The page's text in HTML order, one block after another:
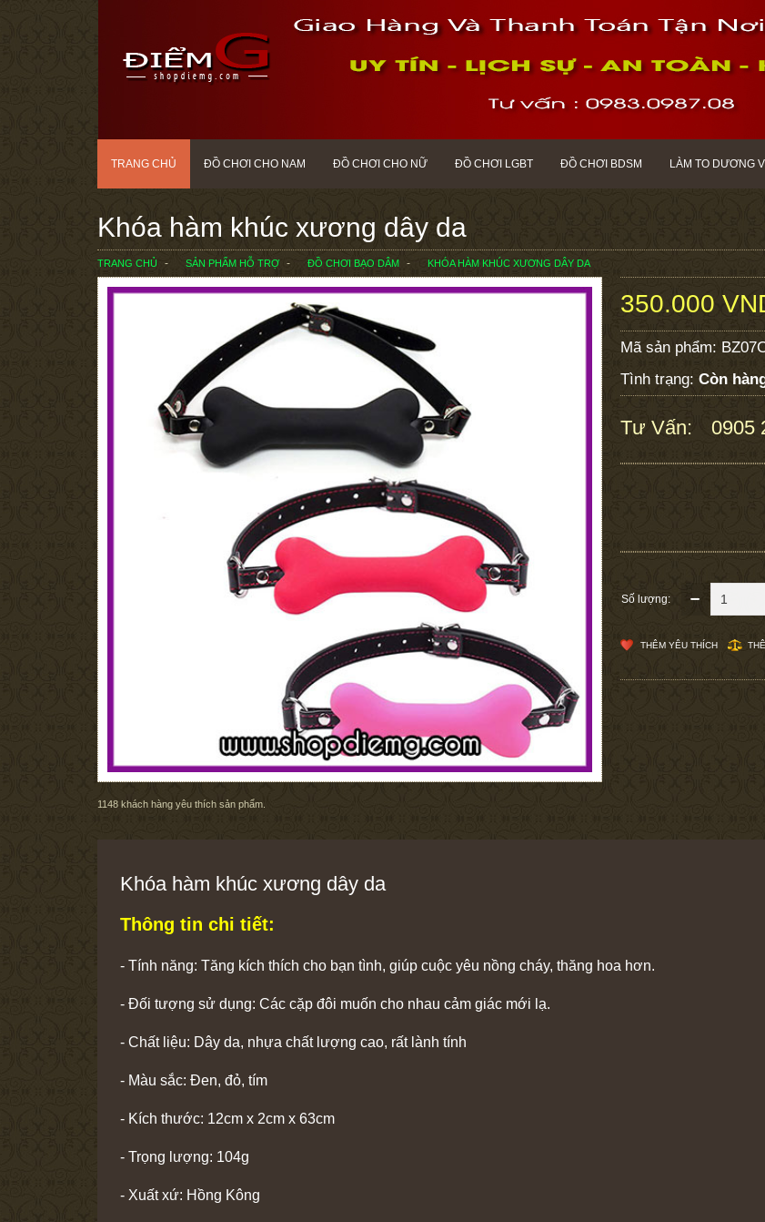
TRANG CHỦ ĐỒ CHƠI CHO NAM ĐỒ CHƠI CHO NỮ ĐỒ CHƠI LGBT ĐỒ CHƠI BDSM LÀM TO DƯƠNG
Khóa hàm khúc xương dây da
TRANG CHỦ SẢN PHẨM HỖ TRỢ ĐỒ CHƠI BẠO DÂM KHÓA HÀM KHÚC XƯƠNG DÂY DA
1148 khách hàng yêu thích sản phẩm.
350.000
Mã sản phẩm:
Tình trạng: Còn
Tư Vấn: 0905
Số lượng:
THÊM YÊU THÍCH
Khóa hàm khúc xương dây da
Thông tin chi tiết:
- Tính năng: Tăng kích thích cho bạn tình, giúp cuộc yêu nồng cháy, thăng hoa hơn.
- Đối tượng sử dụng: Các cặp đôi muốn cho nhau cảm giác mới lạ.
- Chất liệu: Dây da, nhựa chất lượng cao, rất lành tính
- Màu sắc: Đen, đỏ, tím
- Kích thước: 12cm x 2cm x 63cm
- Trọng lượng: 104g
- Xuất xứ: Hồng Kông